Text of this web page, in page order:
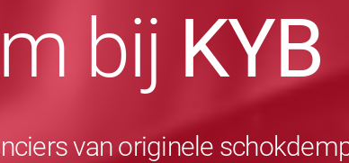
bij KYB
van originele